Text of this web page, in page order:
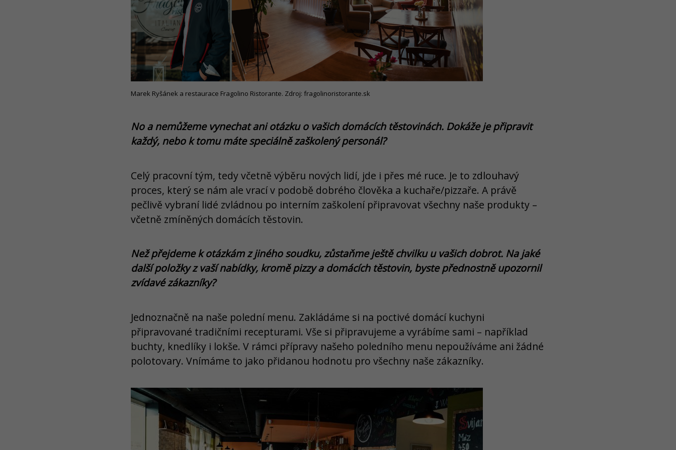
Marek Ryšánek a restaurace Fragolino Ristorante. Zdroj: fragolinoristorante.sk
No a nemůžeme vynechat ani otázku o vašich domácích těstovinách. Dokáže je připravit
každý, nebo k tomu máte speciálně zaškolený personál?
Celý pracovní tým, tedy včetně výběru nových lidí, jde i přes mé ruce. Je to zdlouhavý
proces, který se nám ale vrací v podobě dobrého člověka a kuchaře/pizzaře. A právě
pečlivě vybraní lidé zvládnou po interním zaškolení připravovat všechny naše produkty –
včetně zmíněných domácích těstovin.
Než přejdeme k otázkám z jiného soudku, zůstaňme ještě chvilku u vašich dobrot. Na jaké
další položky z vaší nabídky, kromě pizzy a domácích těstovin, byste přednostně upozornil
zvídavé zákazníky?
Jednoznačně na naše polední menu. Zakládáme si na poctivé domácí kuchyni
připravované tradičními recepturami. Vše si připravujeme a vyrábíme sami – například
buchty, knedlíky i lokše. V rámci přípravy našeho poledního menu nepoužíváme ani žádné
polotovary. Vnímáme to jako přidanou hodnotu pro všechny naše zákazníky.